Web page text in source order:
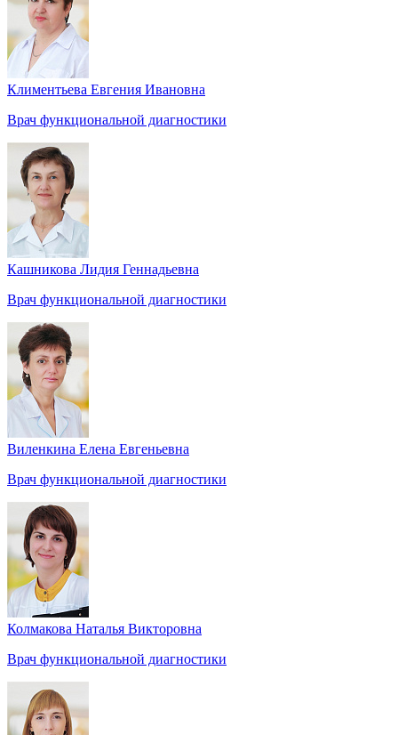
Климентьева Евгения Ивановна
Врач функциональной диагностики
Кашникова Лидия Геннадьевна
Врач функциональной диагностики
Виленкина Елена Евгеньевна
Врач функциональной диагностики
Колмакова Наталья Викторовна
Врач функциональной диагностики